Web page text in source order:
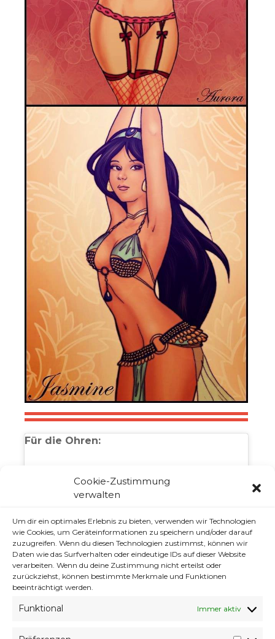
Cookie-Zustimmung
verwalten
Um dir ein optimales Erlebnis zu bieten, verwenden wir Technologien
wie Cookies, um Geräteinformationen zu speichern und/oder darauf
zuzugreifen. Wenn du diesen Technologien zustimmst, können wir
Daten wie das Surfverhalten oder eindeutige IDs auf dieser Website
verarbeiten. Wenn du deine Zustimmung nicht erteilst oder
zurückziehst, können bestimmte Merkmale und Funktionen
beeinträchtigt werden.
Funktional Immer aktiv
Für die Ohren:
aktivieren
Cookie-Richtlinie
ICH STIMME ZU